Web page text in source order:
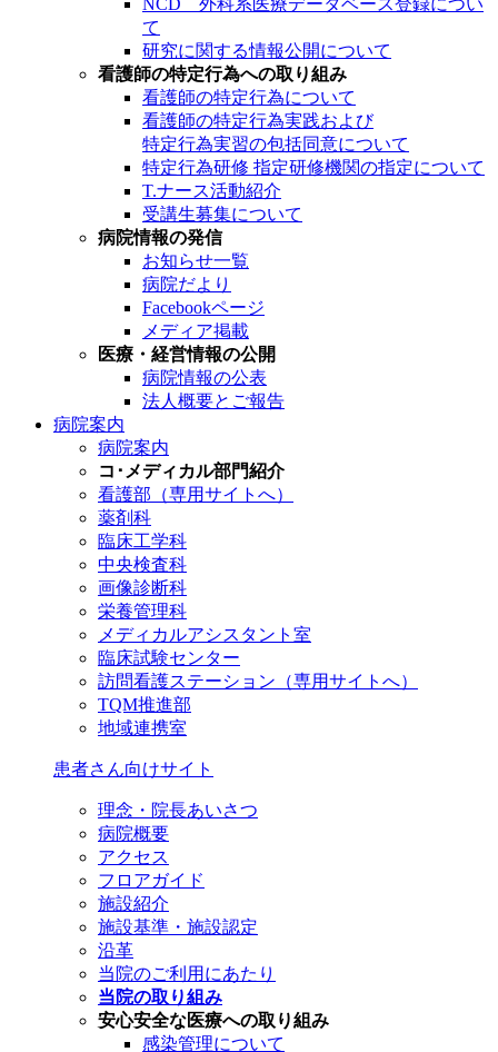
て
研究に関する情報公開について
看護師の特定行為への取り組み
看護師の特定行為について
看護師の特定行為実践および
特定行為実習の包括同意について
特定行為研修 指定研修機関の指定について
T.ナース活動紹介
受講生募集について
病院情報の発信
お知らせ一覧
病院だより
Facebookページ
メディア掲載
医療・経営情報の公開
病院情報の公表
法人概要とご報告
病院案内
病院案内
コ･メディカル部門紹介
看護部（専用サイトへ）
薬剤科
臨床工学科
中央検査科
画像診断科
栄養管理科
メディカルアシスタント室
臨床試験センター
訪問看護ステーション（専用サイトへ）
TQM推進部
地域連携室
患者さん向けサイト
理念・院長あいさつ
病院概要
アクセス
フロアガイド
施設紹介
施設基準・施設認定
沿革
当院のご利用にあたり
当院の取り組み
安心安全な医療への取り組み
感染管理について